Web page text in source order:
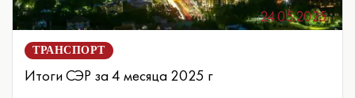
24.05.2025
ТРАНСПОРТ
Итоги СЭР за 4 месяца 2025 г